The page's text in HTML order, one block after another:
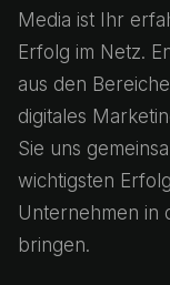
Media ist Ihr
Erfolg im Netz.
aus den
digitales
Sie uns
wichtigsten
Unternehmen in
bringen.